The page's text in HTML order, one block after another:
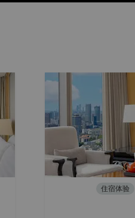
住宿体验